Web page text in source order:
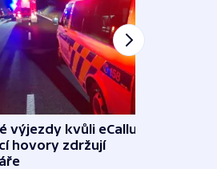
výjezdy kvůli eCallu a
hovory zdržují